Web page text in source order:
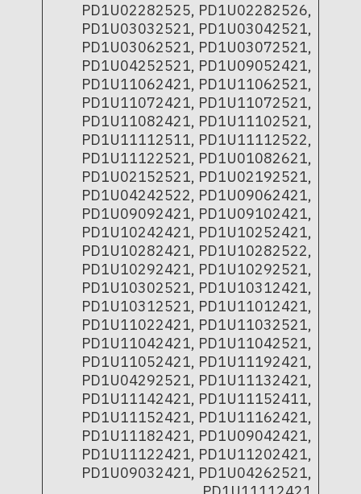
PD1U02282525, PD1U02282526,
PD1U03032521, PD1U03042521,
PD1U03062521, PD1U03072521,
PD1U04252521, PD1U09052421,
PD1U11062421, PD1U11062521,
PD1U11072421, PD1U11072521,
PD1U11082421, PD1U11102521,
PD1U11112511, PD1U11112522,
PD1U11122521, PD1U01082621,
PD1U02152521, PD1U02192521,
PD1U04242522, PD1U09062421,
PD1U09092421, PD1U09102421,
PD1U10242421, PD1U10252421,
PD1U10282421, PD1U10282522,
PD1U10292421, PD1U10292521,
PD1U10302521, PD1U10312421,
PD1U10312521, PD1U11012421,
PD1U11022421, PD1U11032521,
PD1U11042421, PD1U11042521,
PD1U11052421, PD1U11192421,
PD1U04292521, PD1U11132421,
PD1U11142421, PD1U11152411,
PD1U11152421, PD1U11162421,
PD1U11182421, PD1U09042421,
PD1U11122421, PD1U11202421,
PD1U09032421, PD1U04262521,